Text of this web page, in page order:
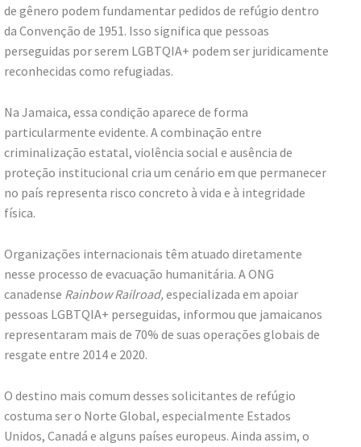
de gênero podem fundamentar pedidos de refúgio dentro
da Convenção de 1951. Isso significa que pessoas
perseguidas por serem LGBTQIA+ podem ser juridicamente
reconhecidas como refugiadas.
Na Jamaica, essa condição aparece de forma
particularmente evidente. A combinação entre
criminalização estatal, violência social e ausência de
proteção institucional cria um cenário em que permanecer
no país representa risco concreto à vida e à integridade
física.
Organizações internacionais têm atuado diretamente
nesse processo de evacuação humanitária. A ONG
canadense Rainbow Railroad,especializada em apoiar
pessoas LGBTQIA+ perseguidas, informou que jamaicanos
representaram mais de 70% de suas operações globais de
resgate entre 2014 e 2020.
O destino mais comum desses solicitantes de refúgio
costuma ser o Norte Global, especialmente Estados
Unidos, Canadá e alguns países europeus. Ainda assim, o